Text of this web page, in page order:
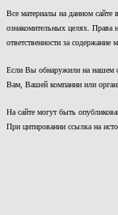
Все материалы на данном сайте
ознакомительных целях. Права
ответственности за содержание
Если Вы обнаружили на нашем
Вам, Вашей компании или
На сайте могут быть
При цитировании ссылка на